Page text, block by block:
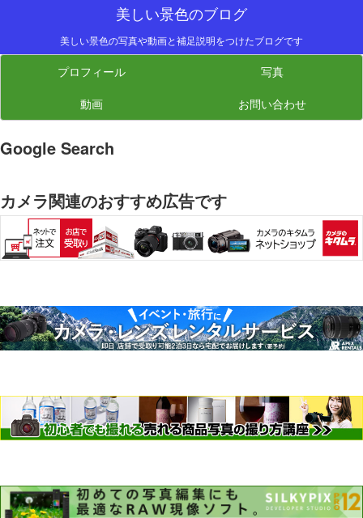
美しい景色のブログ
美しい景色の写真や動画と補足説明をつけたブログです
プロフィール
写真
動画
お問い合わせ
Google Search
カメラ関連のおすすめ広告です